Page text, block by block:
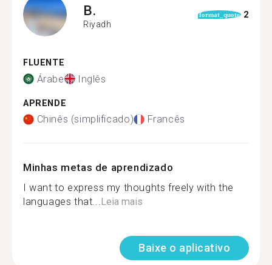
B.
Riyadh
format_quote 2
FLUENTE
Árabe Inglês
APRENDE
Chinês (simplificado) Francês
Minhas metas de aprendizado
I want to express my thoughts freely with the
languages that...Leia mais
Baixe o aplicativo